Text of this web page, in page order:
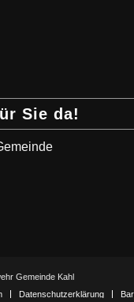
Sie da!
Gemeinde Kahl
Datenschutzerklärung